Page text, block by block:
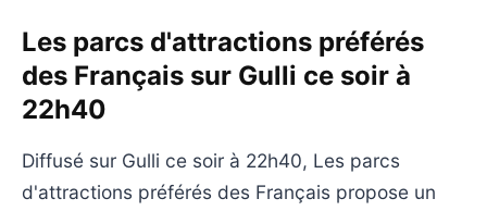
Les parcs d'attractions préférés
des Français sur Gulli ce soir à
22h40
Diffusé sur Gulli ce soir à 22h40, Les parcs
d'attractions préférés des Français propose un